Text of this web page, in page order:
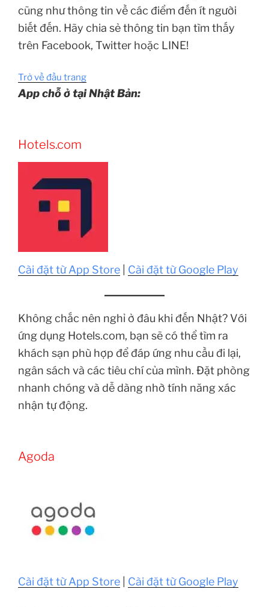
cũng như thông tin về các điểm đến ít người
biết đến. Hãy chia sẻ thông tin bạn tìm thấy
trên Facebook, Twitter hoặc LINE!
Trở về đầu trang
App chỗ ở tại Nhật Bản:
Hotels.com
Cài đặt từ App Store Cài đặt từ Google Play
Không chắc nên nghỉ ở đâu khi đến Nhật? Với
ứng dụng Hotels.com, bạn sẽ có thể tìm ra
khách sạn phù hợp để đáp ứng nhu cầu đi lại,
ngân sách và các tiêu chí của mình. Đặt phòng
nhanh chóng và dễ dàng nhờ tính năng xác
nhận tự động.
Agoda
Cài đặt từ App Store Cài đặt từ Google Play